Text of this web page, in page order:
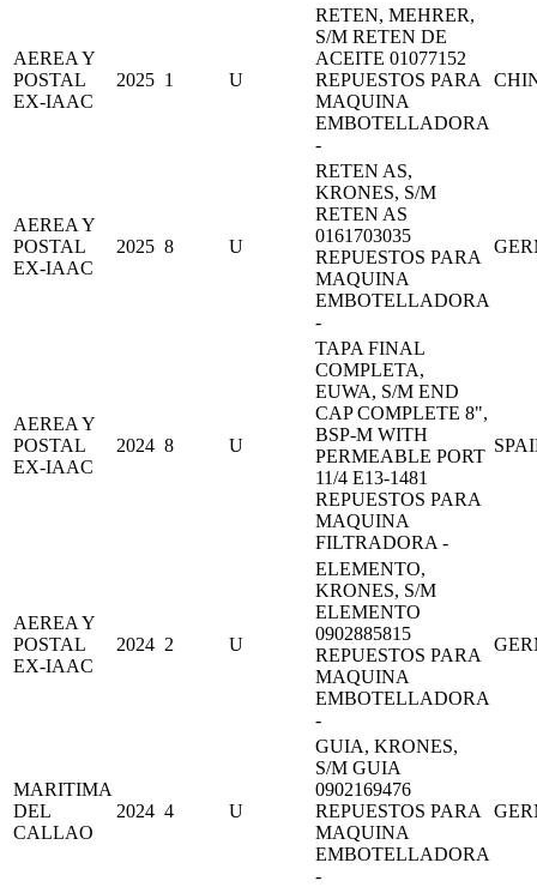
AEREA Y
POSTAL
EX-IAAC
2025 1 U
RETEN, MEHRER,
S/M RETEN DE
ACEITE 01077152
REPUESTOS PARA
MAQUINA
EMBOTELLADORA
-
AEREA Y
POSTAL
EX-IAAC
2025 8 U
RETEN AS,
KRONES, S/M
RETEN AS
0161703035
REPUESTOS PARA
MAQUINA
EMBOTELLADORA
-
AEREA Y
POSTAL
EX-IAAC
2024 8 U
TAPA FINAL
COMPLETA,
EUWA, S/M END
CAP COMPLETE 8",
BSP-M WITH
PERMEABLE PORT
11/4 E13-1481
REPUESTOS PARA
MAQUINA
FILTRADORA -
AEREA Y
POSTAL
EX-IAAC
2024 2 U
ELEMENTO,
KRONES, S/M
ELEMENTO
0902885815
REPUESTOS PARA
MAQUINA
EMBOTELLADORA
-
MARITIMA
DEL
CALLAO
2024 4 U
GUIA, KRONES,
S/M GUIA
0902169476
REPUESTOS PARA
MAQUINA
EMBOTELLADORA
-